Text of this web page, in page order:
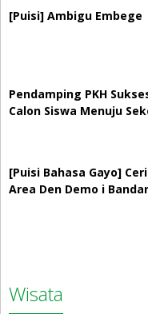
[Puisi] Ambigu Embege
Pendamping PKH
Calon Siswa Menuju
[Puisi Bahasa Gayo]
Area Den Demo i
Wisata